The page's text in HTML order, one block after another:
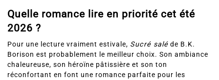
Quelle romance lire en priorité cet été
2026 ?
Pour une lecture vraiment estivale, Sucré salé de B.K.
Borison est probablement le meilleur choix. Son ambiance
chaleureuse, son héroïne pâtissière et son ton
réconfortant en font une romance parfaite pour les